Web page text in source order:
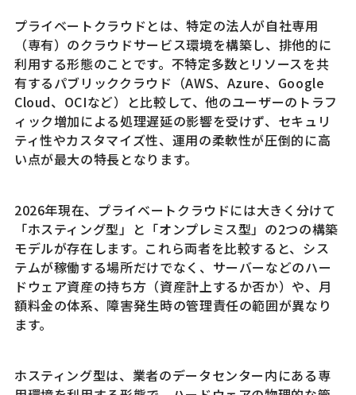
プライベートクラウドとは、特定の法人が自社専用
（専有）のクラウドサービス環境を構築し、排他的に
利用する形態のことです。不特定多数とリソースを共
有するパブリッククラウド（AWS、Azure、Google
Cloud、OCIなど）と比較して、他のユーザーのトラフ
ィック増加による処理遅延の影響を受けず、セキュリ
ティ性やカスタマイズ性、運用の柔軟性が圧倒的に高
い点が最大の特長となります。
2026年現在、プライベートクラウドには大きく分けて
「ホスティング型」と「オンプレミス型」の2つの構築
モデルが存在します。これら両者を比較すると、シス
テムが稼働する場所だけでなく、サーバーなどのハー
ドウェア資産の持ち方（資産計上するか否か）や、月
額料金の体系、障害発生時の管理責任の範囲が異なり
ます。
ホスティング型は、業者のデータセンター内にある専